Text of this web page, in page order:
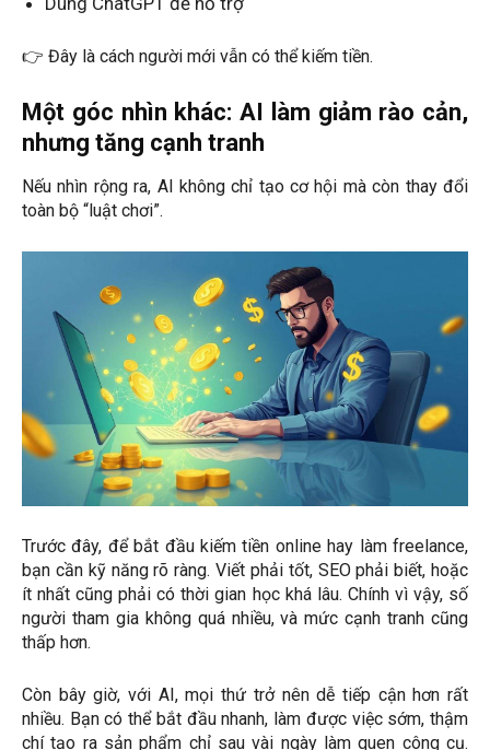
👉 Đây là cách người mới vẫn có thể kiếm tiền.
Một góc nhìn khác: AI làm giảm rào cản,
nhưng tăng cạnh tranh
Nếu nhìn rộng ra, AI không chỉ tạo cơ hội mà còn thay đổi
toàn bộ “luật chơi”.
Trước đây, để bắt đầu kiếm tiền online hay làm freelance,
bạn cần kỹ năng rõ ràng. Viết phải tốt, SEO phải biết, hoặc
ít nhất cũng phải có thời gian học khá lâu. Chính vì vậy, số
người tham gia không quá nhiều, và mức cạnh tranh cũng
thấp hơn.
Còn bây giờ, với AI, mọi thứ trở nên dễ tiếp cận hơn rất
nhiều. Bạn có thể bắt đầu nhanh, làm được việc sớm, thậm
chí tạo ra sản phẩm chỉ sau vài ngày làm quen công cụ.